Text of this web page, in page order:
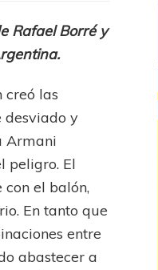
Núñez
Rafael Borré y
creó las
desviado y
Armani
peligro. El
el balón,
En tanto que
entre
abastecer a